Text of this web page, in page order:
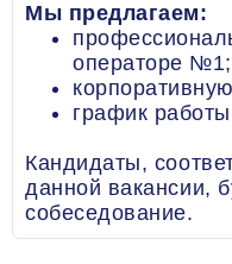
Мы предлагаем:
операторе №1;
график
Кандидаты,
данной вакансии,
собеседование.